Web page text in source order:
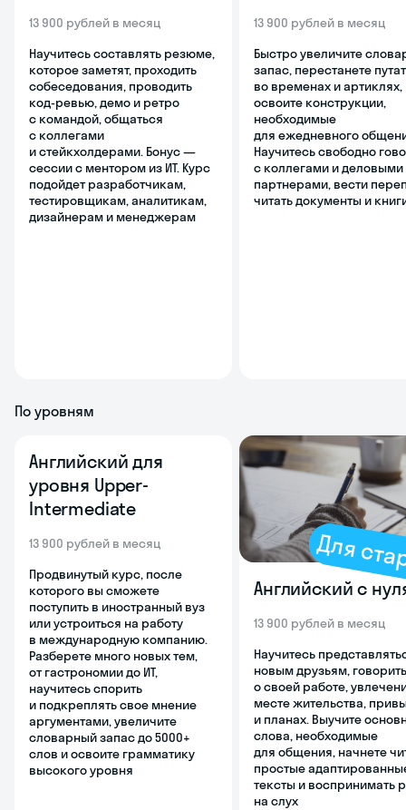
13 900 рублей в месяц
Научитесь составлять резюме,
которое заметят, проходить
собеседования, проводить
код-ревью, демо и ретро
с командой, общаться
с коллегами
и стейкхолдерами. Бонус ―
сессии с ментором из ИТ. Курс
подойдет разработчикам,
тестировщикам, аналитикам,
дизайнерам и менеджерам
13 900 рублей в месяц
Быстро увеличите
запас, перестанете
во временах и артиклях,
освоите конструкции,
необходимые
для ежедневного
Научитесь свободно
с коллегами и деловыми
партнерами, вести
читать документы и
По уровням
Английский для
уровня Upper-
Intermediate
13 900 рублей в месяц
Продвинутый курс, после
которого вы сможете
поступить в иностранный вуз
или устроиться на работу
в международную компанию.
Разберете много новых тем,
от гастрономии до ИТ,
научитесь спорить
и подкреплять свое мнение
аргументами, увеличите
словарный запас до 5000+
слов и освоите грамматику
высокого уровня
Английский с
Для
13 900 рублей в месяц
Научитесь
новым друзьям, говорить
о своей работе,
месте жительства,
и планах. Выучите
слова, необходимые
для общения, начнете
простые
тексты и воспринимать
на слух